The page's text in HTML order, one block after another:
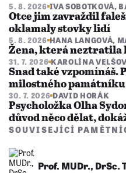
5. 8. 2026 IVA SOBOTKOVÁ,
Otce jim zavraždil
oklamaly stovky lidí
5. 8. 2026 HANA LANGOVÁ,
Žena, která neztratila
31. 7. 2026 KAROLÍNA
Snad také vzpomínáš.
milostného památníku
30. 7. 2026 DAVID HORÁK
Psycholožka Olha
důvod něco dělat,
SOUVISEJÍCÍ
Prof. MUDr., DrSc.